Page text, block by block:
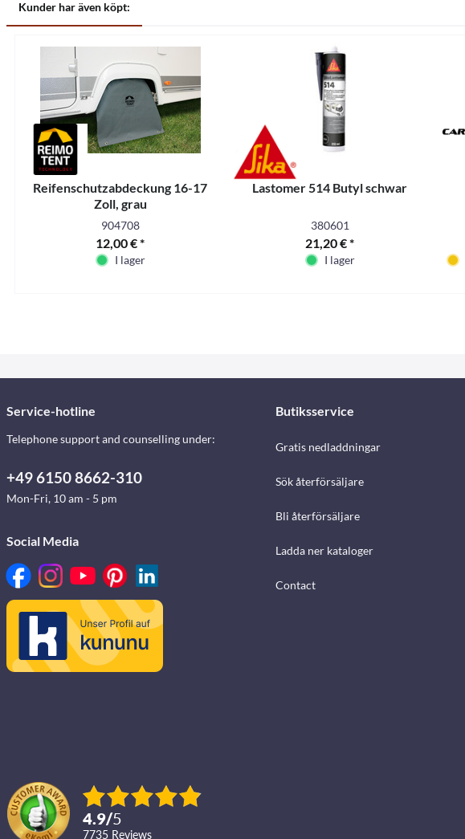
Kunder har även köpt:
Reifenschutzabdeckung 16-17
Zoll, grau
904708
12,00 € *
I lager
Lastomer 514 Butyl schwar
380601
21,20 € *
I lager
Service-hotline
Telephone support and counselling under:
+49 6150 8662-310
Mon-Fri, 10 am - 5 pm
Social Media
4.9/5
7735 reviews
Butiksservice
Gratis nedladdningar
Sök återförsäljare
Bli återförsäljare
Ladda ner kataloger
Contact